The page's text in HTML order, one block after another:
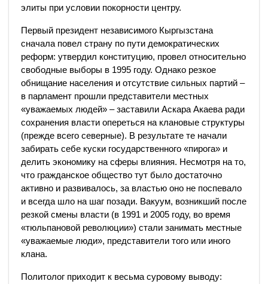
элиты при условии покорности центру.
Первый президент независимого Кыргызстана
сначала повел страну по пути демократических
реформ: утвердил конституцию, провел относительно
свободные выборы в 1995 году. Однако резкое
обнищание населения и отсутствие сильных партий –
в парламент прошли представители местных
«уважаемых людей» – заставили Аскара Акаева ради
сохранения власти опереться на клановые структуры
(прежде всего северные). В результате те начали
забирать себе куски государственного «пирога» и
делить экономику на сферы влияния. Несмотря на то,
что гражданское общество тут было достаточно
активно и развивалось, за властью оно не поспевало
и всегда шло на шаг позади. Вакуум, возникший после
резкой смены власти (в 1991 и 2005 году, во время
«тюльпановой революции») стали занимать местные
«уважаемые люди», представители того или иного
клана.
Политолог приходит к весьма суровому выводу: